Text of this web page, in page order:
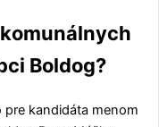
Boldog?
kandidáta menom